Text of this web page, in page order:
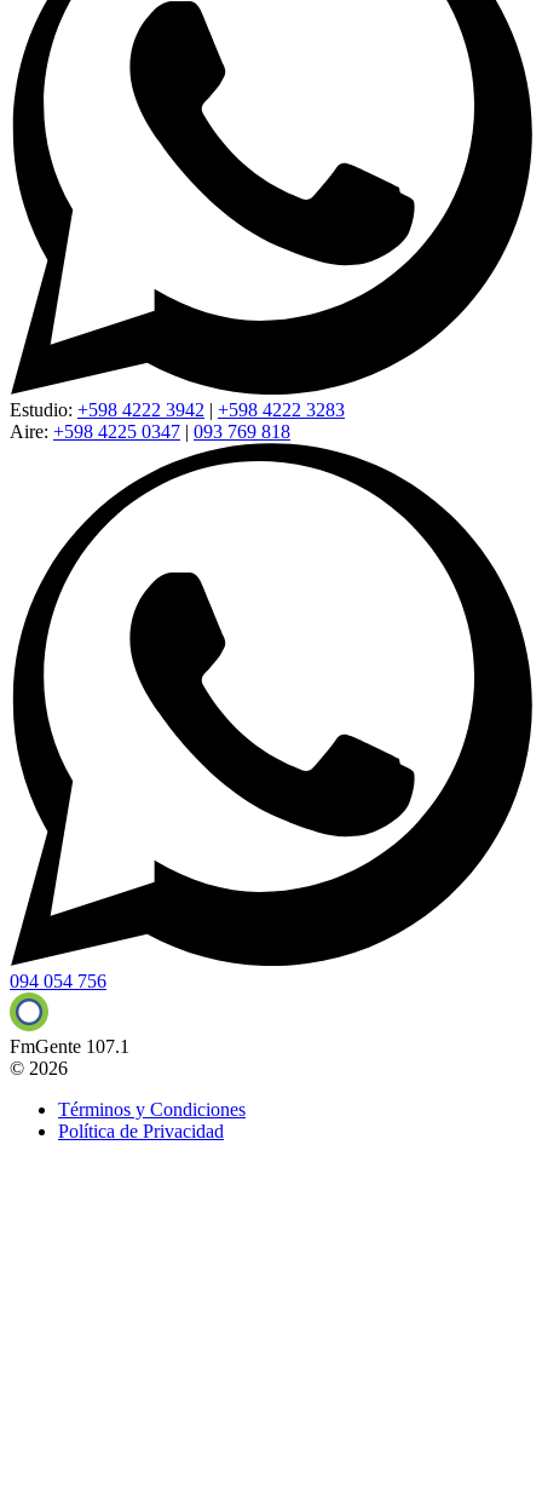
Estudio: +598 4222 3942 | +598 4222 3283
Aire: +598 4225 0347 | 093 769 818
094 054 756
FmGente 107.1
© 2026
Términos y Condiciones
Política de Privacidad